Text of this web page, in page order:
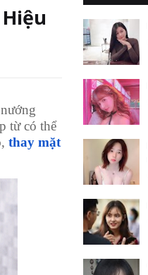
từ có thể
thay mặt